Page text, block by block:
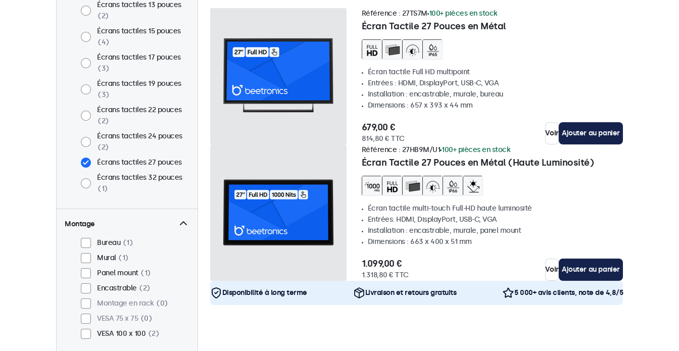
Écrans tactiles 13 pouces
2
Écrans tactiles 15 pouces
4
Écrans tactiles 17 pouces
3
Écrans tactiles 19 pouces
3
Écrans tactiles 22 pouces
2
Écrans tactiles 24 pouces
2
Écrans tactiles 27 pouces
Écrans tactiles 32 pouces
1
Montage
Bureau
1
Mural
1
Panel mount
1
Encastrable
2
Montage en rack
0
VESA 75 x 75
0
VESA 100 x 100
2
Écran Tactile 27 Pouces en Métal
Référence : 27TS7M 100+ pièces en stock
Écran tactile Full HD multipoint
Entrées : HDMI, DisplayPort, USB-C, VGA
Installation : encastrable, murale, bureau
Dimensions : 657 x 393 x 44 mm
679,00 €
814,80 € TTC
Voir Ajouter au panier
Écran Tactile 27 Pouces en Métal (Haute Luminosité)
Référence : 27HB9M/U1 100+ pièces en stock
Écran tactile multi-touch Full-HD haute luminosité
Entrées: HDMI, DisplayPort, USB-C, VGA
Installation : encastrable, murale, panel mount
Dimensions : 663 x 400 x 51 mm
1.099,00 €
1.318,80 € TTC
Voir Ajouter au panier
Disponibilité à long terme Livraison et retours gratuits 5 000+ avis clients, note de 4,8/5